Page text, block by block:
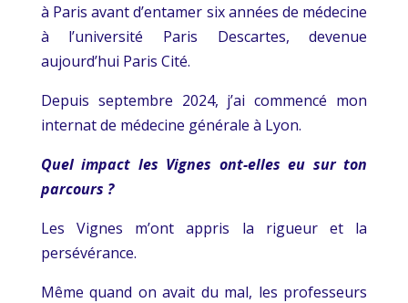
à Paris avant d’entamer six années de médecine
à l’université Paris Descartes, devenue
aujourd’hui Paris Cité.
Depuis septembre 2024, j’ai commencé mon
internat de médecine générale à Lyon.
Quel impact les Vignes ont-elles eu sur ton
parcours ?
Les Vignes m’ont appris la rigueur et la
persévérance.
Même quand on avait du mal, les professeurs